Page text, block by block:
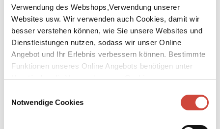
Verwendung des Webshops,Verwendung unserer
Websites usw. Wir verwenden auch Cookies, damit wir
besser verstehen können, wie Sie unsere Websites und
Dienstleistungen nutzen, sodass wir unser Online
Angebot und Ihr Erlebnis verbessern können. Bestimmte
Funktionen unseres Online Angebots benötigen unter
Umständen die Verwendung von Cookies von
Notwendige Cookies
Download Bilddatei ↘
Gesammelte Prosa